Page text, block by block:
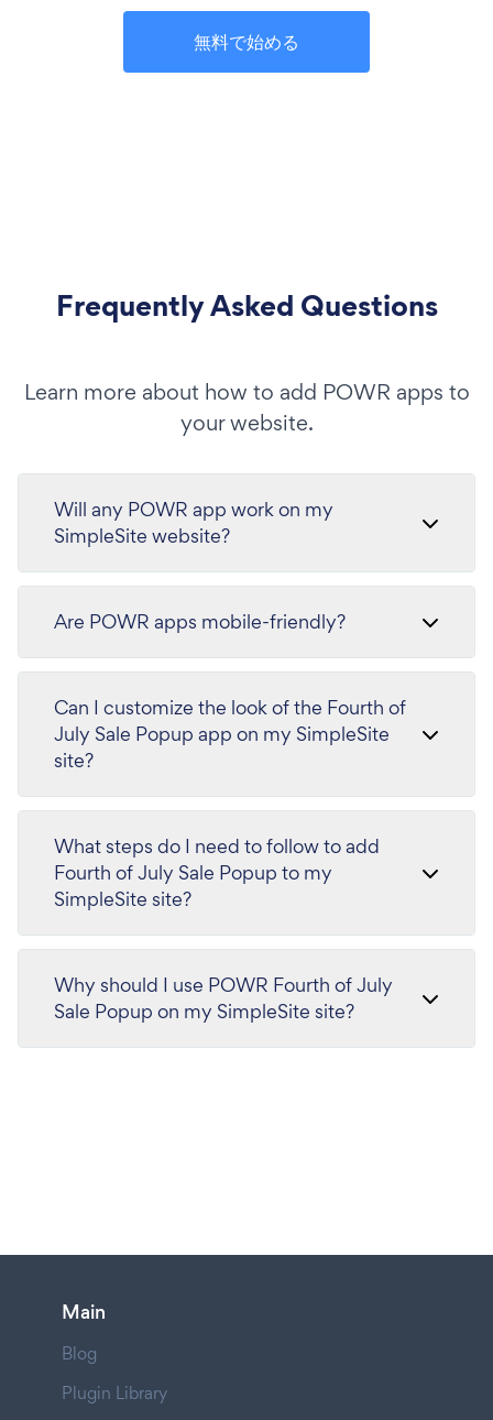
無料で始める
Frequently Asked Questions
Learn more about how to add POWR apps to
your website.
Will any POWR app work on my
SimpleSite website?
Are POWR apps mobile-friendly?
Can I customize the look of the Fourth of
July Sale Popup app on my SimpleSite
site?
What steps do I need to follow to add
Fourth of July Sale Popup to my
SimpleSite site?
Why should I use POWR Fourth of July
Sale Popup on my SimpleSite site?
Main
Blog
Plugin Library